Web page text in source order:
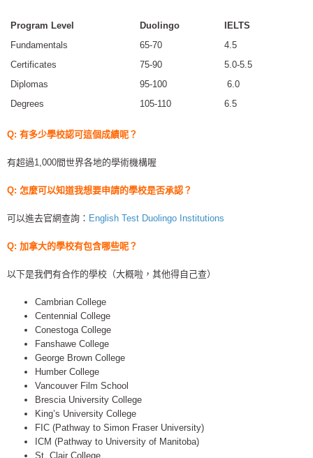
Program Level Duolingo
IELTS
Fundamentals
65-70
4.5
Certificates
75-90
5.0-5.5
Diplomas
95-100
6.0
Degrees
105-110 6.5
Q: 有多少學校認可這個成績呢？
有超過1,000間世界各地的學術機構喔
Q: 怎麼可以知道我想要申請的學校是否承認？
可以進去官網查詢： English Test Duolingo Institutions
Q: 加拿大的學校有包含哪些呢？
以下是我們有合作的學校（大概啦，其他得自己查）
Cambrian College
Centennial College
Conestoga College
Fanshawe College
George Brown College
Humber College
Vancouver Film School
Brescia University College
King’s University College
FIC (Pathway to Simon Fraser University)
ICM (Pathway to University of Manitoba)
St. Clair College